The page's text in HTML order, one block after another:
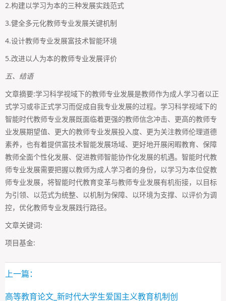
2.构建以学习为本的三种发展实践范式
3.健全多元化教师专业发展关键机制
4.设计教师专业发展富技术智能环境
5.改进以人为本的教师专业发展评价
五、结语
文章摘要:学习科学视域下的教师专业发展是教师作为成人学习者以正
式学习或非正式学习而促成自我专业发展的过程。学习科学视域下的
智能时代教师专业发展既面临着更强的教师信念冲击、更高的教师专
业发展期望值、更大的教师专业发展投入度、更为关注教师伦理道德
素养，也有着提供富技术智能发展场域、更好地开展闲暇教育、保障
教师全面个性化发展、促进教师智能协作化发展的机遇。智能时代教
师专业发展需要把握以教师为成人学习者的身份，以学习为本位促教
师专业发展，将智能时代教育变革与教师专业发展有机衔接，以目标
为引领、以范式为统整、以机制为保障、以环境为支撑、以评价为调
控，优化教师专业发展践行路径。
文章关键词:
项目基金:
上一篇：
高等教育论文_新时代大学生爱国主义教育机制创